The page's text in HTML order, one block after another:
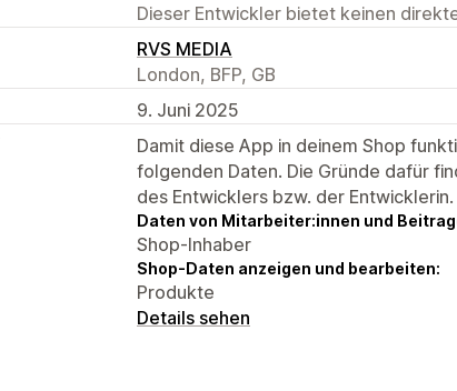
Dieser Entwickler bietet keinen
RVS MEDIA
London, BFP, GB
9. Juni 2025
Damit diese App in deinem Shop
folgenden Daten. Die Gründe dafür
des Entwicklers bzw. der Entwicklerin.
Daten von Mitarbeiter:innen und
Shop-Inhaber
Shop-Daten anzeigen und bearbeiten:
Produkte
Details sehen